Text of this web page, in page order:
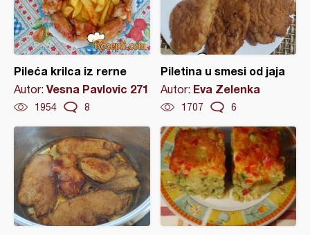
Pileća krilca iz rerne
Autor: Vesna Pavlovic 271
1954 8
Piletina u smesi od jaja
Autor: Eva Zelenka
1707 6